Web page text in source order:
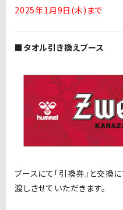
2025年1月9日(木)まで
■タオル引き換えブース
ブースにて「引換券」と交換
渡しさせていただきます。